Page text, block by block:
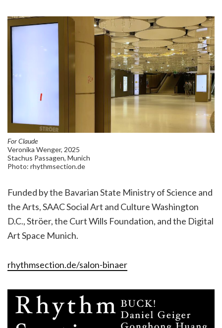
For Claude
Veronika Wenger, 2025
Stachus Passagen, Munich
Photo: rhythmsection.de
Funded by the Bavarian State Ministry of Science and
the Arts, SAAC Social Art and Culture Washington
D.C., Ströer, the Curt Wills Foundation, and the Digital
Art Space Munich.
rhythmsection.de/salon-binaer